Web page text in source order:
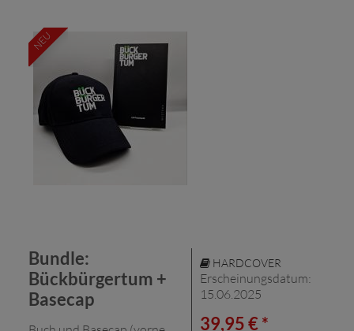
NEU
Bundle:
Bückbürgertum +
Basecap
HARDCOVER
Erscheinungsdatum:
15.06.2025
39,95 € *